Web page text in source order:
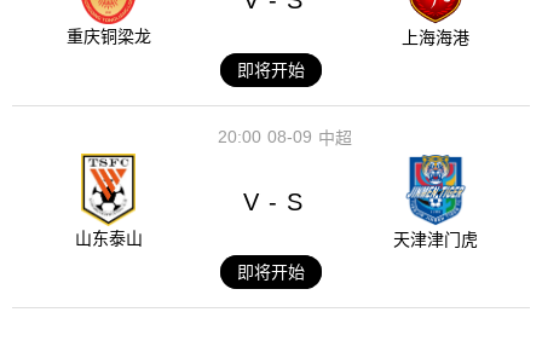
重庆铜梁龙
上海海港
即将开始
08-09
20:00 中超
山东泰山
V - S
天津津门虎
即将开始